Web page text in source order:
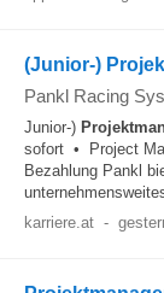
(Junior-)
Pankl Racing
Junior-)
sofort • Project
Bezahlung Pankl
karriere.at -